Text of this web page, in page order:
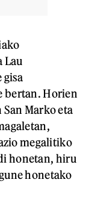
Lau
gisa
bertan. Horien
Marko eta
megalitiko
honetan, hiru
honetako